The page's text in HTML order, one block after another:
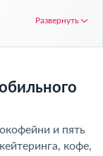
Развернуть
и пять
кофе,